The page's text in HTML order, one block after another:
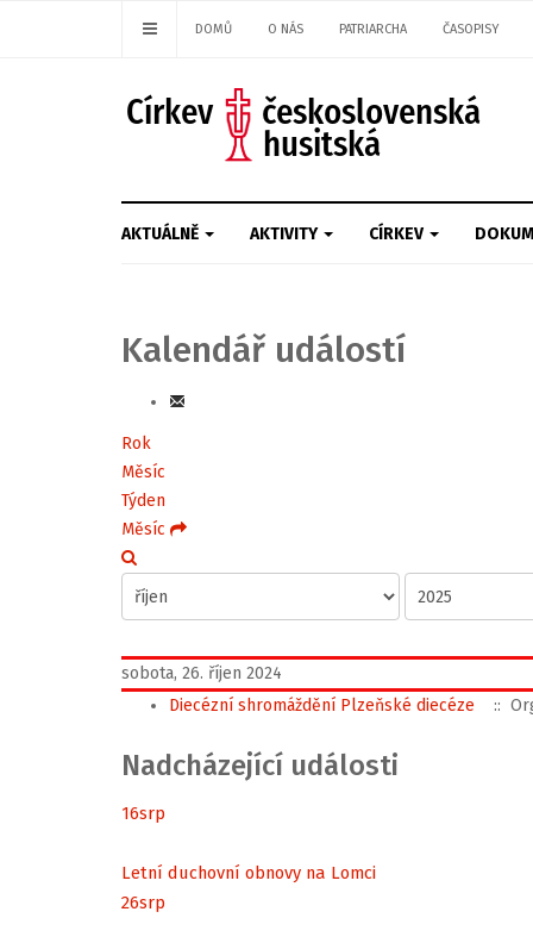
DOMŮ O NÁS PATRIARCHA ČASOPISY
AKTUÁLNĚ AKTIVITY CÍRKEV
Kalendář událostí
Rok
Měsíc
Týden
Měsíc
sobota, 26. říjen 2024
Diecézní shromáždění Plzeňské diecéze
::
Nadcházející události
16srp
Letní duchovní obnovy na Lomci
26srp